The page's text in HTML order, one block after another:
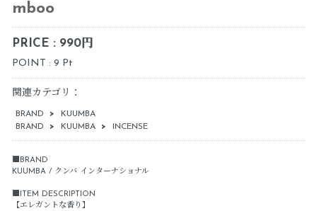
mboo
PRICE : 990円
POINT : 9 Pt
関連カテゴリ：
BRAND >
KUUMBA
BRAND
> KUUMBA > INCENSE
■BRAND
KUUMBA / クンバ インターナショナル
■ITEM DESCRIPTION
【エレガントな香り】